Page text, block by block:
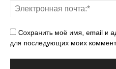
Сохранить моё имя, email и
для последующих моих